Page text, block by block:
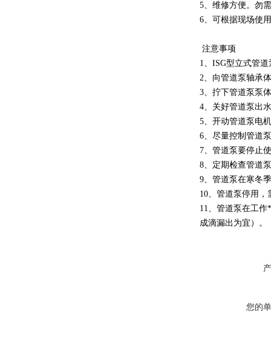
5、维修方便。勿
6、可根据现场使
注意事项
1、ISG型立式管
2、向管道泵轴承
3、拧下管道泵泵
4、关好管道泵出
5、开动管道泵电
6、尽量控制管道
7、管道泵要停止
8、定期检查管道
9、管道泵在寒冬
10、管道泵停用
11、管道泵在工
成滴漏出为宜）。
您的